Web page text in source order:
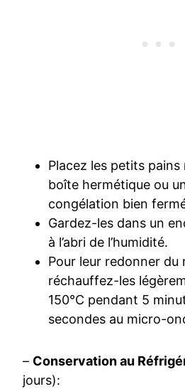
Placez les petits
boîte hermétique ou
congélation bien
Gardez-les dans un
à l’abri de l’humidité.
Pour leur redonner du
réchauffez-les
150°C pendant 5
secondes au micro-
– Conservation au
jours):